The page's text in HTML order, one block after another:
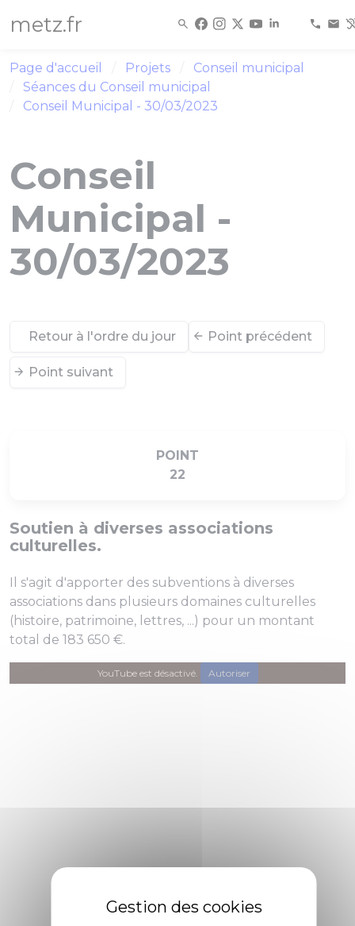
metz.fr
Page d'accueil Projets
Conseil municipal
Séances du Conseil municipal
Conseil Municipal - 30/03/2023
Conseil
Municipal -
30/03/2023
Retour à l'ordre du jour Point précédent
Point suivant
POINT
22
Soutien à diverses associations
culturelles.
Il s'agit d'apporter des subventions à diverses
associations dans plusieurs domaines culturelles
(histoire, patrimoine, lettres, ...) pour un montant
total de 183 650 €.
YouTube est désactivé. Autoriser